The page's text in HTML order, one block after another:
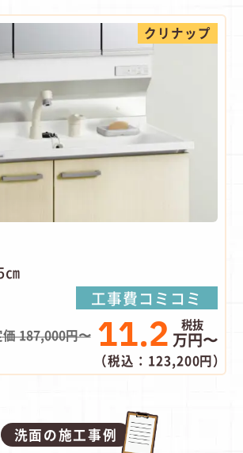
クリナップ
㎝
工事費コミコミ
価 187,000円〜 11.2 万円〜
（税込：123,200円）
洗面の施工事例